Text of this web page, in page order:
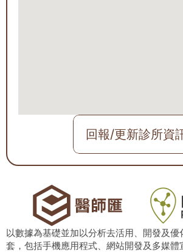
回報/更新診所資
以數據為基礎並加以分析去活用、開發及
套，包括手機應用程式、網站開發及多媒體